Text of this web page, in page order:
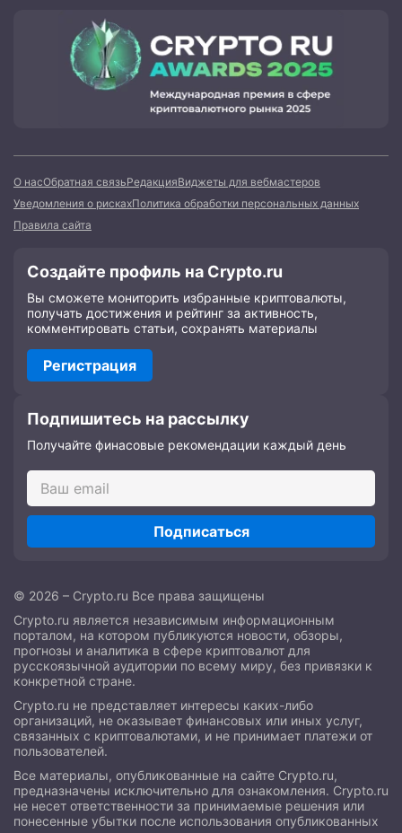
О насОбратная связьРедакцияВиджеты для вебмастеров
Уведомления о рискахПолитика обработки персональных данных
Правила сайта
Создайте профиль на Crypto.ru
Вы сможете мониторить избранные криптовалюты,
получать достижения и рейтинг за активность,
комментировать статьи, сохранять материалы
Регистрация
Подпишитесь на рассылку
Получайте финасовые рекомендации каждый день
Подписаться
© 2026 – Crypto.ru Все права защищены
Crypto.ru является независимым информационным
порталом, на котором публикуются новости, обзоры,
прогнозы и аналитика в сфере криптовалют для
русскоязычной аудитории по всему миру, без привязки к
конкретной стране.
Crypto.ru не представляет интересы каких-либо
организаций, не оказывает финансовых или иных услуг,
связанных с криптовалютами, и не принимает платежи от
пользователей.
Все материалы, опубликованные на сайте Crypto.ru,
предназначены исключительно для ознакомления. Crypto.ru
не несет ответственности за принимаемые решения или
понесенные убытки после использования опубликованных